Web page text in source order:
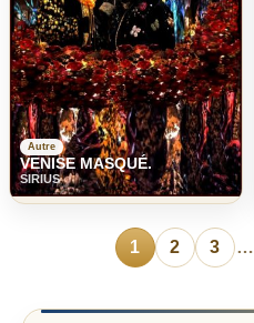
Autre
VENISE MASQUÉ.
SIRIUS
1 2 3 …